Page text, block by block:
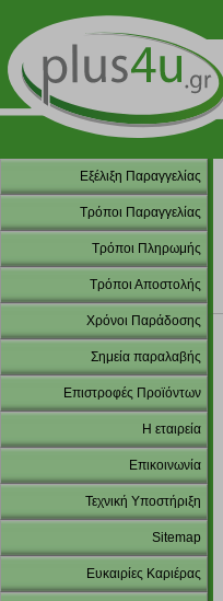
Εξέλιξη Παραγγελίας
Τρόποι Παραγγελίας
Τρόποι Πληρωμής
Τρόποι Αποστολής
Χρόνοι Παράδοσης
Σημεία παραλαβής
Επιστροφές Προϊόντων
Η εταιρεία
Επικοινωνία
Τεχνική Υποστήριξη
Sitemap
Ευκαιρίες Καριέρας